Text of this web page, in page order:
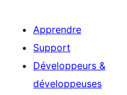
Apprendre
Support
Développeurs &
développeuses